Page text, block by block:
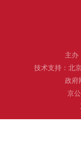
主办
技术支持：北
政府
京